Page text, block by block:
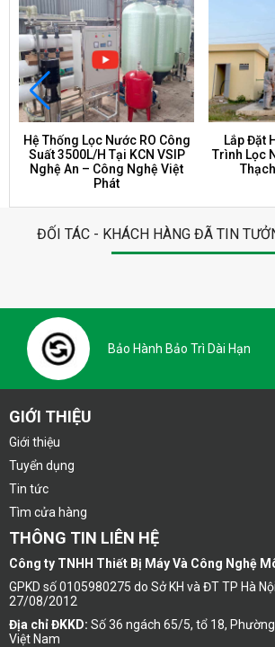
Hệ Thống Lọc Nước RO Công
Suất 3500L/H Tại KCN VSIP
Nghệ An – Công Nghệ Việt
Phát
Lắp Đặt
Trình Lọc
ĐỐI TÁC - KHÁCH HÀNG ĐÃ TIN
Bảo Hành Bảo Trì Dài Hạn
GIỚI THIỆU
Giới thiệu
Tuyển dụng
Tin tức
Tìm cửa hàng
THÔNG TIN LIÊN HỆ
Công ty TNHH Thiết Bị Máy Và Công Nghệ
GPKD số 0105980275 do Sở KH và ĐT TP Hà
27/08/2012
Địa chỉ ĐKKD: Số 36 ngách 65/5, tổ 18, Phường
Việt Nam